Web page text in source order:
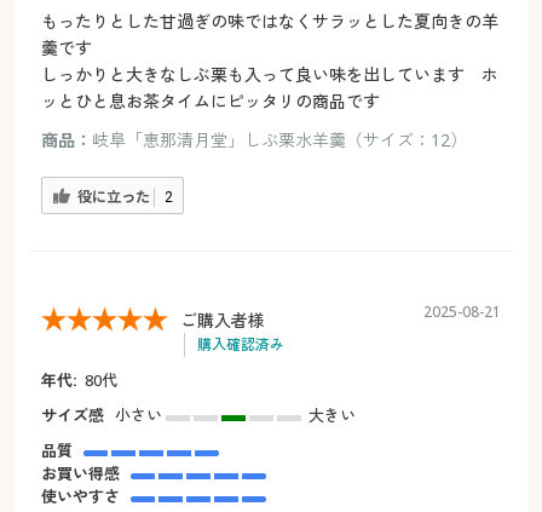
もったりとした甘過ぎの味ではなくサラッとした夏向きの羊
羹です
しっかりと大きなしぶ栗も入って良い味を出しています ホ
ッとひと息お茶タイムにピッタリの商品です
商品： 岐阜「恵那清月堂」しぶ栗水羊羹（サイズ：12）
役に立った 2
ご購入者様
購入確認済み
2025-08-21
年代: 80代
サイズ感 小さい
大きい
品質
お買い得感
使いやすさ